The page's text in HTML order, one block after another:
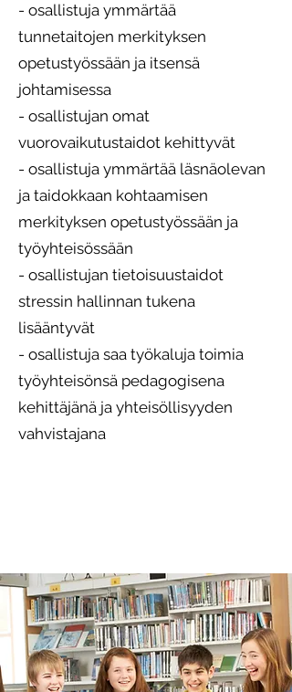
- osallistuja ymmärtää
tunnetaitojen merkityksen
opetustyössään ja itsensä
johtamisessa
- osallistujan omat
vuorovaikutustaidot kehittyvät
- osallistuja ymmärtää läsnäolevan
ja taidokkaan kohtaamisen
merkityksen opetustyössään ja
työyhteisössään
- osallistujan tietoisuustaidot
stressin hallinnan tukena
lisääntyvät
- osallistuja saa työkaluja toimia
työyhteisönsä pedagogisena
kehittäjänä ja yhteisöllisyyden
vahvistajana